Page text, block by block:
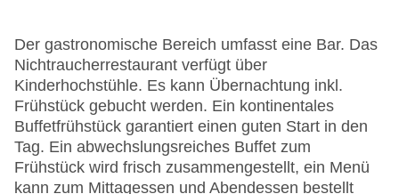
Der gastronomische Bereich umfasst eine Bar. Das
Nichtraucherrestaurant verfügt über
Kinderhochstühle. Es kann Übernachtung inkl.
Frühstück gebucht werden. Ein kontinentales
Buffetfrühstück garantiert einen guten Start in den
Tag. Ein abwechslungsreiches Buffet zum
Frühstück wird frisch zusammengestellt, ein Menü
kann zum Mittagessen und Abendessen bestellt